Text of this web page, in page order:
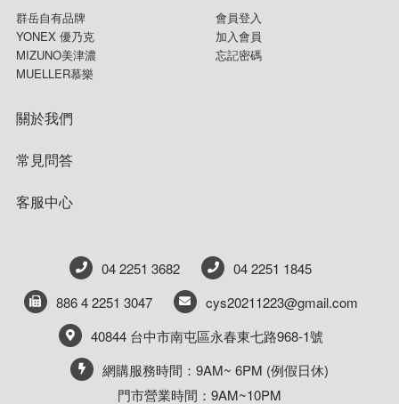
群岳自有品牌
YONEX 優乃克
MIZUNO美津濃
MUELLER慕樂
會員登入
加入會員
忘記密碼
關於我們
常見問答
客服中心
04 2251 3682
04 2251 1845
886 4 2251 3047
cys20211223@gmail.com
40844 台中市南屯區永春東七路968-1號
網購服務時間：9AM~ 6PM (例假日休)
門市營業時間：9AM~10PM